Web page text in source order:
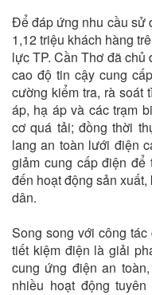
Để đáp ứng nhu cầu sử
1,12 triệu khách hàng
lực TP. Cần Thơ đã
cao độ tin cậy cung
cường kiểm tra, rà soát
áp, hạ áp và các trạm
cơ quá tải; đồng thời
lang an toàn lưới điện
giảm cung cấp điện
đến hoạt động sản
dân.
Song song với công
tiết kiệm điện là giải
cung ứng điện an
nhiều hoạt động